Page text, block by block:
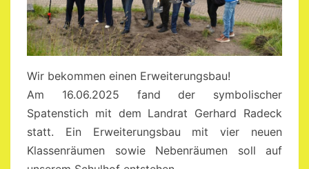
Wir bekommen einen Erweiterungsbau!
Am 16.06.2025 fand der symbolischer
Spatenstich mit dem Landrat Gerhard Radeck
statt. Ein Erweiterungsbau mit vier neuen
Klassenräumen sowie Nebenräumen soll auf